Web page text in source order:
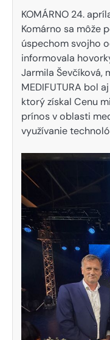
KOMÁRNO 24.
Komárno sa môže
úspechom svojho
informovala
Jarmila Ševčíková,
MEDIFUTURA bol
ktorý získal Cenu
prínos v oblasti
využívanie